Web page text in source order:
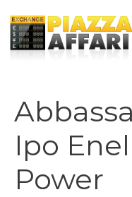
contenuto
Ipo
Power